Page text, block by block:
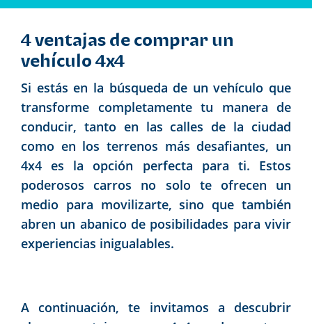
4 ventajas de comprar un
vehículo 4x4
Si estás en la búsqueda de un vehículo que
transforme completamente tu manera de
conducir, tanto en las calles de la ciudad
como en los terrenos más desafiantes, un
4x4 es la opción perfecta para ti. Estos
poderosos carros no solo te ofrecen un
medio para movilizarte, sino que también
abren un abanico de posibilidades para vivir
experiencias inigualables.
A continuación, te invitamos a descubrir